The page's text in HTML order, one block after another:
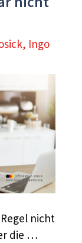
, Ingo
nicht
die …